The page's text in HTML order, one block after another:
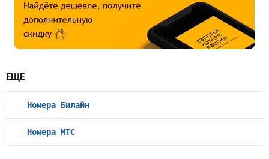
ЕЩЕ
Номера Билайн
Номера МТС